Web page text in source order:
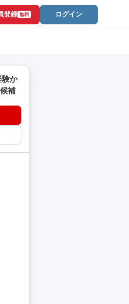
登録 無料 ログイン
験か
補